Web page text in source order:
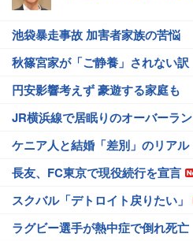
池袋暴走事故 加害者家族の苦悩
秋篠宮家が「ご静養」されない訳
円安影響考えず 豪遊する家庭も
JR横浜線で居眠りのオーバーラン
ケニア人と結婚「差別」のリアル
長友、FC東京で現役続行を宣言
スクバル「デトロイト戻りたい」
ラグビー選手が熱中症で倒れ死亡